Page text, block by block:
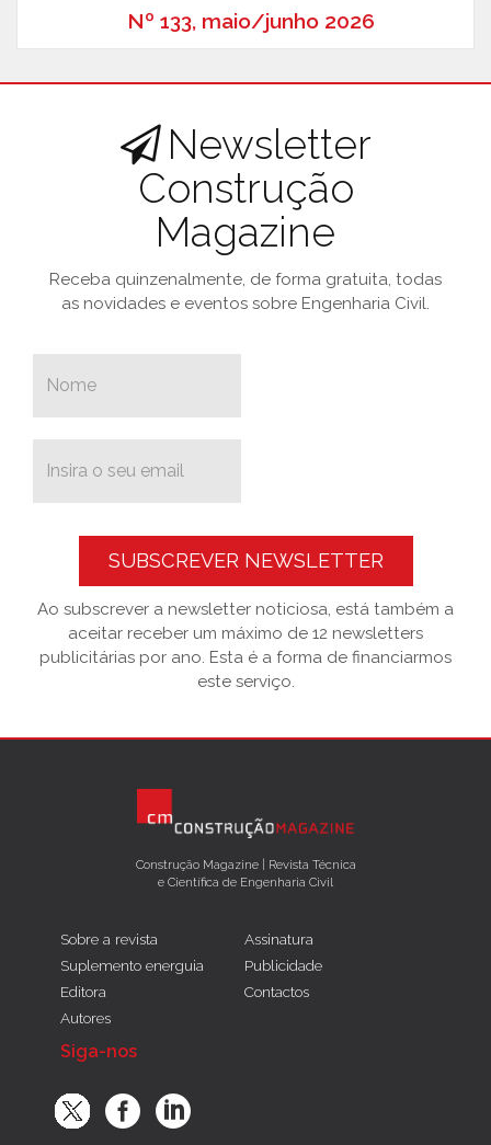
Nº 133, maio/junho 2026
Newsletter
Construção
Magazine
Receba quinzenalmente, de forma gratuita, todas
as novidades e eventos sobre Engenharia Civil.
SUBSCREVER NEWSLETTER
Ao subscrever a newsletter noticiosa, está também a
aceitar receber um máximo de 12 newsletters
publicitárias por ano. Esta é a forma de financiarmos
este serviço.
Construção Magazine | Revista Técnica
e Científica de Engenharia Civil
Sobre a revista
Suplemento energuia
Editora
Autores
Assinatura
Publicidade
Contactos
Siga-nos